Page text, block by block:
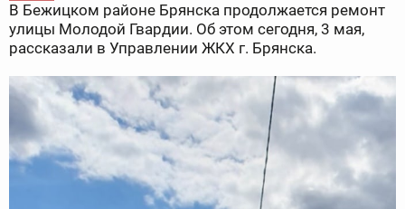
В Бежицком районе Брянска продолжается ремонт
улицы Молодой Гвардии. Об этом сегодня, 3 мая,
рассказали в Управлении ЖКХ г. Брянска.